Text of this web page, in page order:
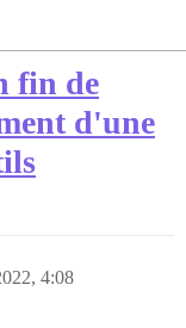
fin de
d'une
4:08